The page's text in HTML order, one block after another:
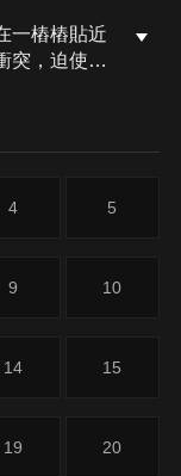
一樁樁貼近
突，迫使兩
的重量。在
4 5
9 10
14 15
19 20